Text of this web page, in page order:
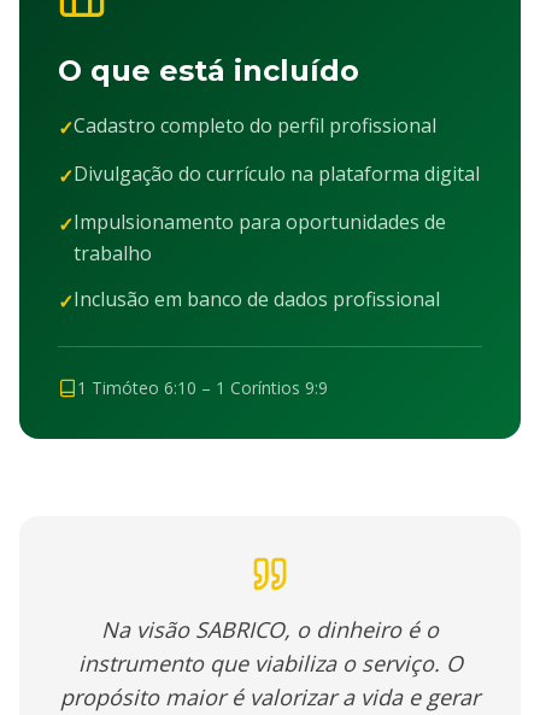
O que está incluído
✓Cadastro completo do perfil profissional
✓Divulgação do currículo na plataforma digital
✓Impulsionamento para oportunidades de
trabalho
✓Inclusão em banco de dados profissional
1 Timóteo 6:10 – 1 Coríntios 9:9
Na visão SABRICO, o dinheiro é o
instrumento que viabiliza o serviço. O
propósito maior é valorizar a vida e gerar